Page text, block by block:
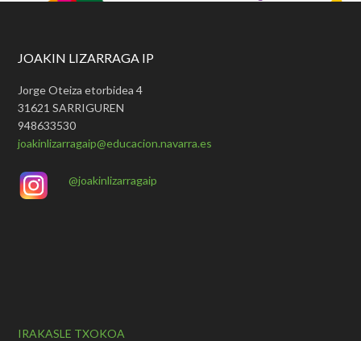
JOAKIN LIZARRAGA IP
Jorge Oteiza etorbidea 4
31621 SARRIGUREN
948633530
joakinlizarragaip@educacion.navarra.es
@joakinlizarragaip
IRAKASLE TXOKOA